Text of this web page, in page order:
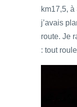
km17,5,
j’avais
route. Je
: tout